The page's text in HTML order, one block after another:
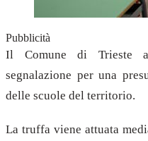
Pubblicità
Il Comune di Trieste
segnalazione per una
delle scuole del territorio.
La truffa viene attuata